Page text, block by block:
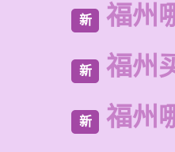
新 福州
新 福州
新 福州